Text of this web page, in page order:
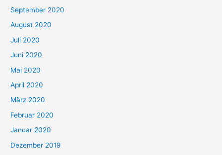
September 2020
August 2020
Juli 2020
Juni 2020
Mai 2020
April 2020
März 2020
Februar 2020
Januar 2020
Dezember 2019